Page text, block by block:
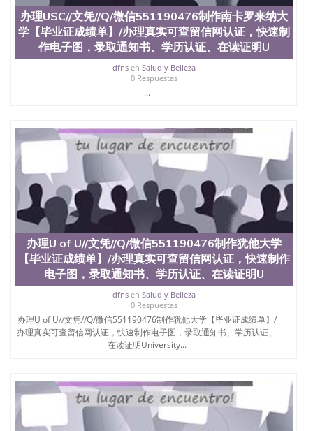
料； 5、等待结果，完成结果书留服直接邮寄给客户
6、客户确认收到结果，付余款。 我们对海外大学及
学院的毕业证成绩单所使用的材料，尺寸大小，防伪
结构（包括：水印，阴影底纹，钢印LOGO烫金烫
银，LOGO烫金烫银复合重叠。 文字图案浮雕，激光
镭射，紫外荧光，温感，复印防伪）都有原版本文凭
对照。质量得到了广大海外客户群体的认可，同时和
业证，录取通知书，在读证明等相关材料）的版本更
新信息， 能够在时间掌握的海外学历文凭的样版，尺
寸大小，纸张材质，防伪技术等等，并在时间收集到
原版实物，以求达到客户的需求。 我们的优势： 我
们在保证合理定价的同时，坚持较高性价比，通过品
质和效率不断优化，为您倾情诠释什么是高性价比。
咨询顾问：Sam q/微信:551190476 Q/微
信:551190476办理毕业证成绩单、教育部认证,录取通
知书，雅思，留学回国证明.
公司专业制作、办理、仿制、成绩单文凭、改成绩、
教育部学历学位认证、毕业证、成绩单、文凭、学历
文凭、假文凭假毕业证假学历书制作、假制作、办
理、仿制学位证书、毕业证文凭、文凭毕业证、毕业
证认证、留服认证、使馆认证、使馆证明、使馆留学
回国人员证明、留学生认证、学历认证、文凭认证学
位认证、留学生学历认证、留学生学位认证、英国文
551190476 圣何塞州立大学毕业证（San Jose State
University）圣何塞州立大学毕业证（San Jose State
University）圣何塞州立大学毕业证（San Jose State
University）圣何塞州立大学成绩单（San Jose State
办理USC//文凭//Q/微信551190476制作南卡罗来纳大
学【毕业证成绩单】/办理真实可查留信网认证，快速制
作电子图，录取通知书、学历认证、在读证明U
dfnsen Salud y Belleza
0 Respuestas
...
办理U of U//文凭//Q/微信551190476制作犹他大学
【毕业证成绩单】/办理真实可查留信网认证，快速制作
电子图，录取通知书、学历认证、在读证明U
dfnsen Salud y Belleza
0 Respuestas
办理U of U//文凭//Q/微信551190476制作犹他大学【毕业证成绩单】/
办理真实可查留信网认证，快速制作电子图，录取通知书、学历认证、
在读证明University...